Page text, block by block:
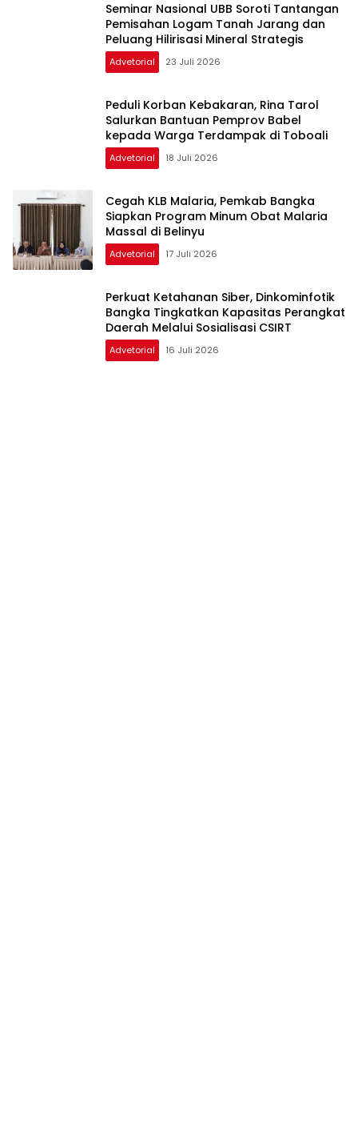
Seminar Nasional UBB Soroti Tantangan
Pemisahan Logam Tanah Jarang dan
Peluang Hilirisasi Mineral Strategis
Advetorial 23 Juli 2026
Peduli Korban Kebakaran, Rina Tarol
Salurkan Bantuan Pemprov Babel
kepada Warga Terdampak di Toboali
Advetorial 18 Juli 2026
Cegah KLB Malaria, Pemkab Bangka
Siapkan Program Minum Obat Malaria
Massal di Belinyu
Advetorial 17 Juli 2026
Perkuat Ketahanan Siber, Dinkominfotik
Bangka Tingkatkan Kapasitas Perangkat
Daerah Melalui Sosialisasi CSIRT
Advetorial 16 Juli 2026